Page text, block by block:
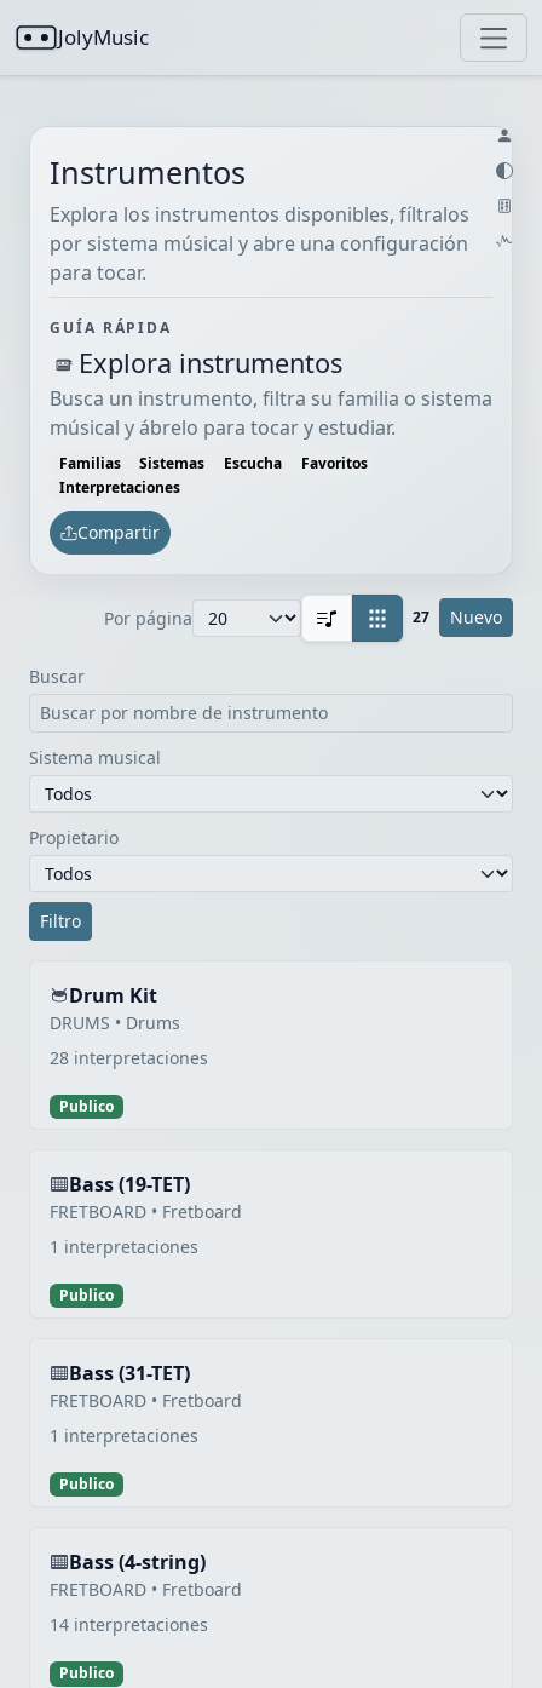
JolyMusic
Instrumentos
Explora los instrumentos disponibles, fíltralos
por sistema músical y abre una configuración
para tocar.
GUÍA RÁPIDA
Explora instrumentos
Busca un instrumento, filtra su familia o sistema
músical y ábrelo para tocar y estudiar.
Familias Sistemas Escucha
Favoritos
Interpretaciones
Compartir
Por página 27 Nuevo
Buscar
Sistema musical
Propietario
Filtro
Drum Kit
DRUMS • Drums
28 interpretaciones
Publico
Bass (19-TET)
FRETBOARD • Fretboard
1 interpretaciones
Publico
Bass (31-TET)
FRETBOARD • Fretboard
1 interpretaciones
Publico
Bass (4-string)
FRETBOARD • Fretboard
14 interpretaciones
Publico